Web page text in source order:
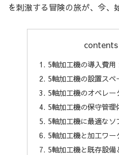
を刺激する冒険の旅が、今、
contents
5軸加工機の導入費
5軸加工機の設置スペ
5軸加工機のオペレー
5軸加工機の保守管理
5軸加工機に最適なソ
5軸加工機と加工ワー
5軸加工機と既存設備